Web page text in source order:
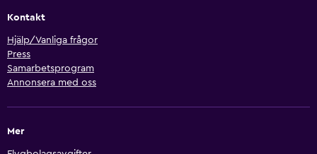
Kontakt
Hjälp/Vanliga frågor
Press
Samarbetsprogram
Annonsera med oss
Mer